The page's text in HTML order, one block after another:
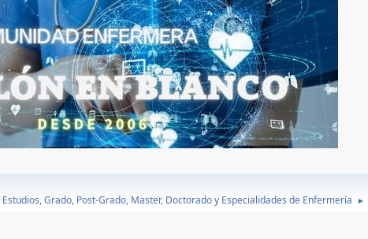
Estudios, Grado, Post-Grado, Master, Doctorado y Especialidades de Enfermería ►